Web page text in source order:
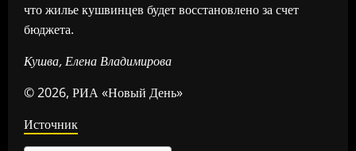
что жилье кушвинцев будет восстановлено за счет
бюджета.
Кушва, Елена Владимирова
© 2026, РИА «Новый День»
Источник